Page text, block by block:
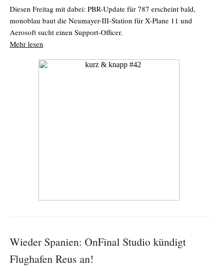
Diesen Freitag mit dabei: PBR-Update für 787 erscheint bald,
monoblau baut die Neumayer-III-Station für X-Plane 11 und
Aerosoft sucht einen Support-Officer.
Mehr lesen
Wieder Spanien: OnFinal Studio kündigt
Flughafen Reus an!